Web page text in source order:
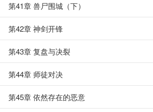
第41章 兽尸围城（下）
第42章 神剑开锋
第43章 复盘与决裂
第44章 师徒对决
第45章 依然存在的恶意